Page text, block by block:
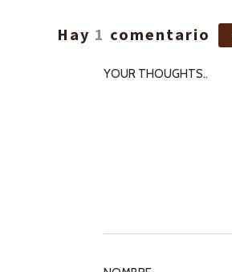
Hay 1 comentario